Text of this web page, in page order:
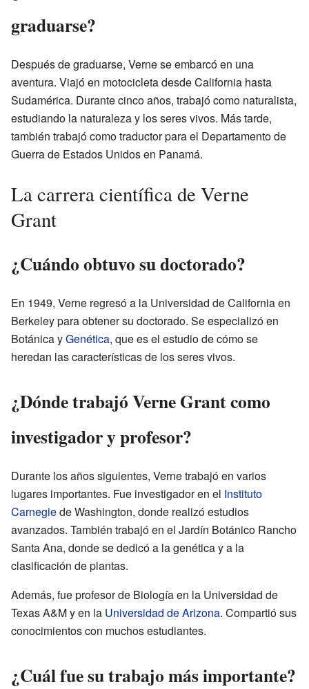
graduarse?
Después de graduarse, Verne se embarcó en una
aventura. Viajó en motocicleta desde California hasta
Sudamérica. Durante cinco años, trabajó como naturalista,
estudiando la naturaleza y los seres vivos. Más tarde,
también trabajó como traductor para el Departamento de
Guerra de Estados Unidos en Panamá.
La carrera científica de Verne
Grant
¿Cuándo obtuvo su doctorado?
En 1949, Verne regresó a la Universidad de California en
Berkeley para obtener su doctorado. Se especializó en
Botánica yGenética, que es el estudio de cómo se
heredan las características de los seres vivos.
¿Dónde trabajó Verne Grant como
investigador y profesor?
Durante los años siguientes, Verne trabajó en varios
lugares importantes. Fue investigador en el Instituto
Carnegiede Washington, donde realizó estudios
avanzados. También trabajó en el Jardín Botánico Rancho
Santa Ana, donde se dedicó a la genética y a la
clasificación de plantas.
Además, fue profesor de Biología en la Universidad de
Texas A&M y en la Universidad de Arizona. Compartió sus
conocimientos con muchos estudiantes.
¿Cuál fue su trabajo más importante?